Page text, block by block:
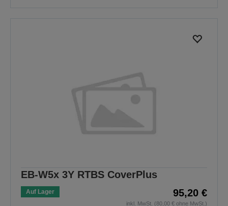
EB-W5x 3Y RTBS CoverPlus
Auf Lager 95,20 €
inkl. MwSt. (80,00 € ohne MwSt.)